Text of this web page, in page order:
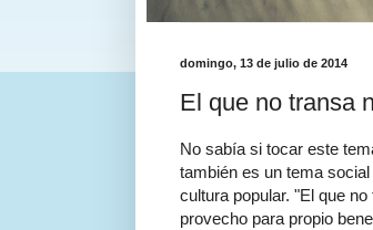
domingo, 13 de julio de 2014
El que no transa
No sabía si tocar este
también es un tema
cultura popular. "El que
provecho para propio